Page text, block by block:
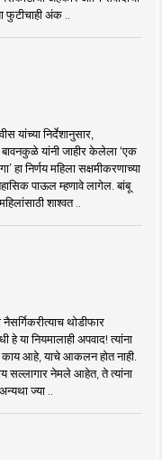
फुटीचाही अंक ..
यांच्या निर्देशानुसार,
यांनी जाहीर केलेला ‘एक
हा निर्णय महिला सक्षमीकरणाच्या
पाऊल म्हणावे लागेल. बांबू
शाश्वत ..
थोडीफार
हे या नियमालाही अपवाद! त्यांना
आहे, याचे आकलन होत नाही.
सल्लागार नेमले आहेत, ते त्यांना
ज्या ..